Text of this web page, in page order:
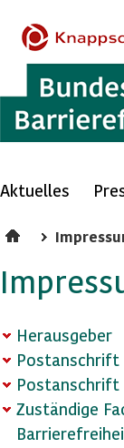
Aktuelles
Herausgeber
Postanschrift
Postanschrift
Zuständige